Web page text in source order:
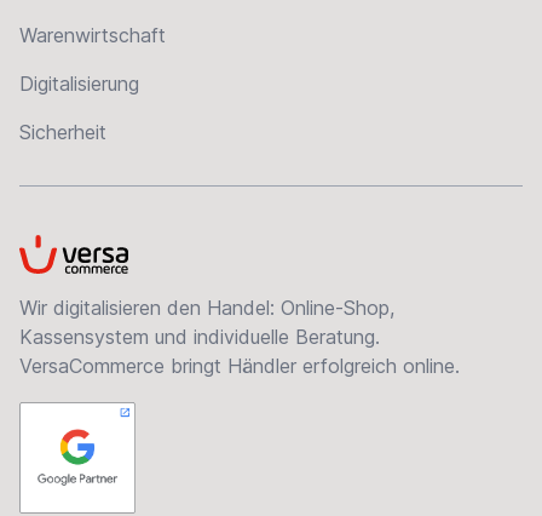
Warenwirtschaft
Digitalisierung
Sicherheit
VersaCommerce
Wir digitalisieren den Handel: Online-Shop,
Kassensystem und individuelle Beratung.
VersaCommerce bringt Händler erfolgreich online.